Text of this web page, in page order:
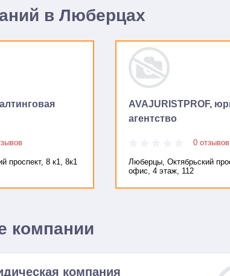
в Люберцах
проспект, 8 к1, 8к1
AVAJURISTPROF,
агентство
0 отзывов
Люберцы, Октябрьский
офис, 4 этаж, 112
компании
компания